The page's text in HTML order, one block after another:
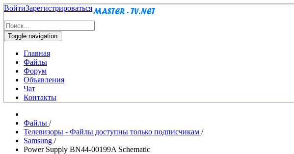
ВойтиЗарегистрироваться
Toggle navigation
Главная
Файлы
Форум
Объявления
Чат
Контакты
Файлы /
Телевизоры - Файлы доступны только подписчикам /
Samsung /
Power Supply BN44-00199A Schematic